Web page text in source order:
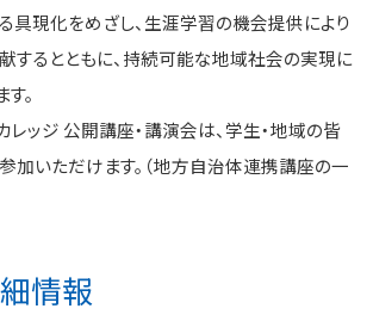
具現化をめざし、生涯学習の機会提供により
するとともに、持続可能な地域社会の実現に
。
ッジ 公開講座・講演会は、学生・地域の皆
加いただけます。（地方自治体連携講座の一
情報